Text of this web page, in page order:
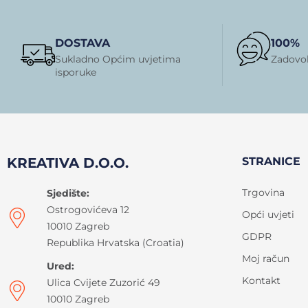
DOSTAVA
Sukladno Općim uvjetima
isporuke
100%
KREATIVA D.O.O.
Sjedište:
Ostrogovićeva 12
10010 Zagreb
Republika Hrvatska (Croatia)
Ured:
Ulica Cvijete Zuzorić 49
10010 Zagreb
STRANICE
Trgovina
Opći uvjeti
GDPR
Moj račun
Kontakt